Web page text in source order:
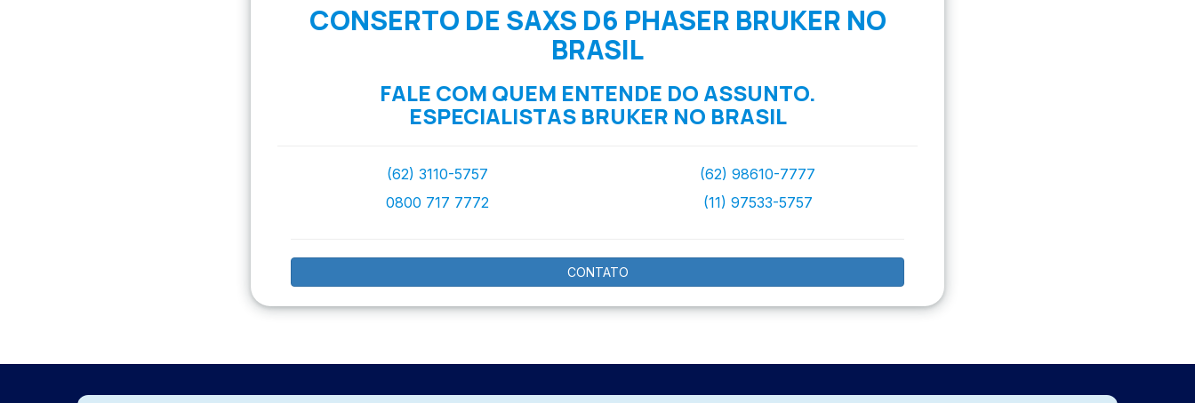
CONSERTO DE SAXS D6 PHASER BRUKER NO
BRASIL
FALE COM QUEM ENTENDE DO ASSUNTO.
ESPECIALISTAS BRUKER NO BRASIL
(62) 3110-5757
0800 717 7772
(62) 98610-7777
(11) 97533-5757
CONTATO